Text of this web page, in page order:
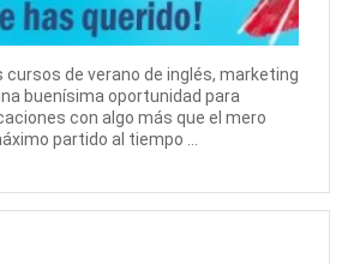
cursos de verano de inglés, marketing
buenísima oportunidad para
con algo más que el mero
partido al tiempo ...